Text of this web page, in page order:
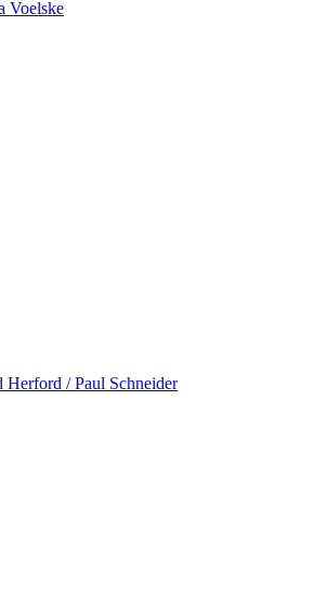
Voelske
/ Paul Schneider